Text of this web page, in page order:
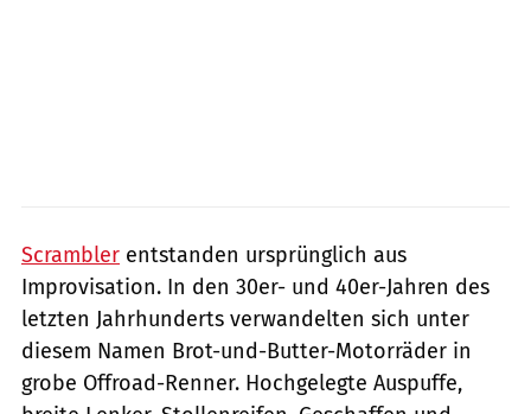
Scrambler entstanden ursprünglich aus
Improvisation. In den 30er- und 40er-Jahren des
letzten Jahrhunderts verwandelten sich unter
diesem Namen Brot-und-Butter-Motorräder in
grobe Offroad-Renner. Hochgelegte Auspuffe,